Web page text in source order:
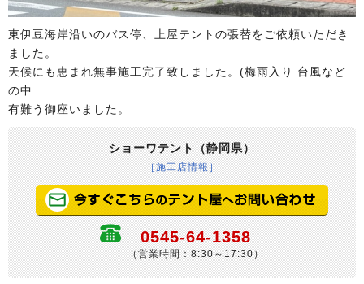
東伊豆海岸沿いのバス停、上屋テントの張替をご依頼いただき
ました。
天候にも恵まれ無事施工完了致しました。(梅雨入り 台風など
の中
有難う御座いました。
ショーワテント（静岡県）
［施工店情報］
0545-64-1358
（営業時間：8:30～17:30）